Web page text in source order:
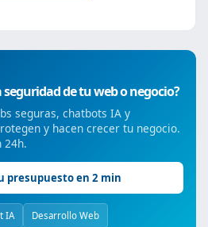
de tu web o negocio?
seguras, chatbots IA y
y hacen crecer tu negocio.
24h.
presupuesto en 2 min
IA Desarrollo Web